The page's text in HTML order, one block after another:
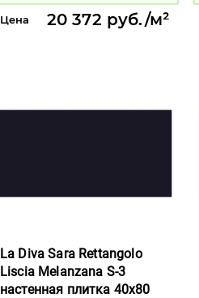
Цена 20 372 руб./м²
La Diva Sara Rettangolo
Liscia Melanzana S-3
настенная плитка 40x80